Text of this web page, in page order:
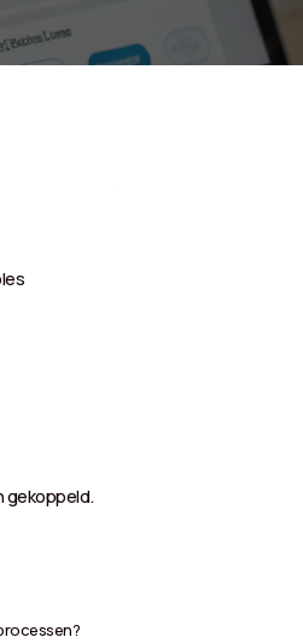
gekoppeld.